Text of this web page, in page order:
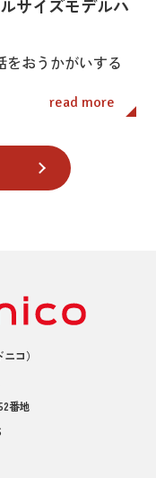
サイズモデルハ
おうかがいする
read more
コ）
番地